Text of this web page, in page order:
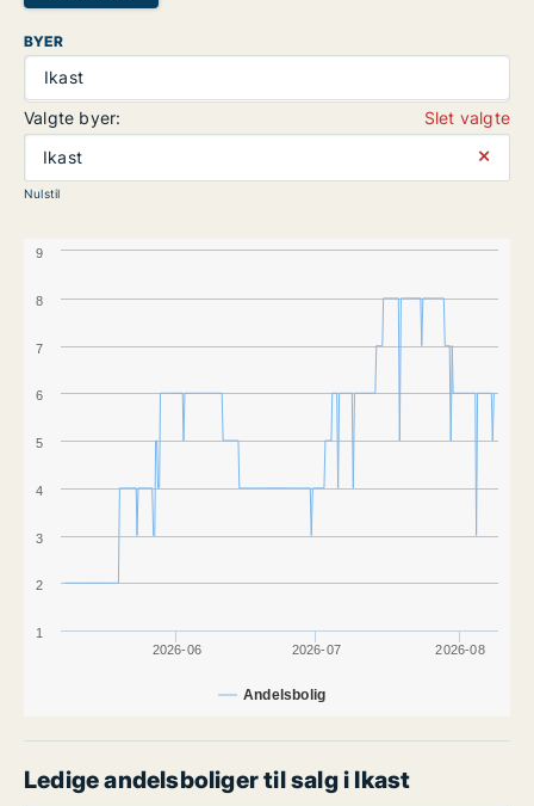
BYER
Ikast
Valgte byer:
Slet valgte
Ikast
⨯
Nulstil
Andelsbolig
2026-06 2026-07 2026-08
1
2
3
4
5
6
7
8
9
Ledige andelsboliger til salg i Ikast